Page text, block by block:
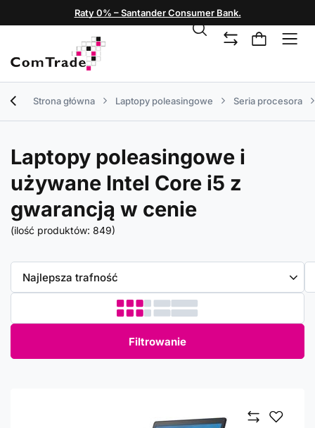
Raty 0% – Santander Consumer Bank.
Strona główna Laptopy poleasingowe Seria procesora
Laptopy poleasingowe i
używane Intel Core i5 z
gwarancją w cenie
(ilość produktów: 849)
Zmień sortowanie
Najlepsza trafność
Filtrowanie